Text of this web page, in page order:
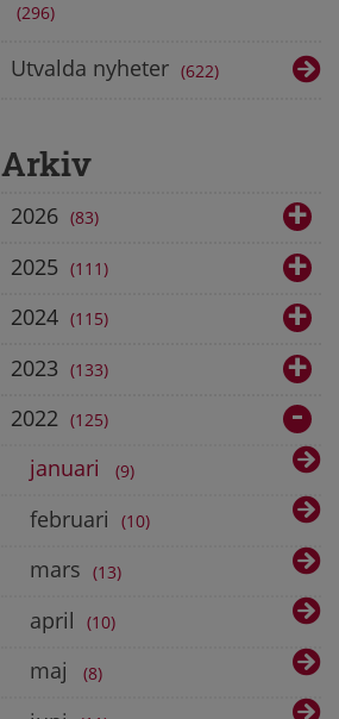
296
Utvalda nyheter 622
Arkiv
2026 83
2025 111
2024 115
2023 133
2022 125
januari 9
februari 10
mars 13
april 10
maj 8